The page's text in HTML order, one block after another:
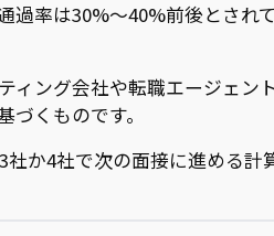
過率は30%〜40%前後とされ
ィング会社や転職エージェン
づくものです。
社か4社で次の面接に進める計